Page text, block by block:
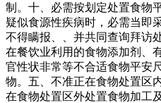
制。十、必需按划定处置食物
疑似食源性疾病时，必需当即
不得瞒报、、并共同查询拜访
在餐饮业利用的食物添加剂、
官性状非常等不合适食物平安
物。五、不准正在食物处置区
在食物处置区外处置食物加工